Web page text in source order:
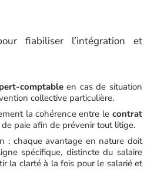
fiabiliser l’intégration et
comptableen cas de situation
collective particulière.
la cohérence entre le contrat
paie afin de prévenir tout litige.
: chaque avantage en nature doit
spécifique, distincte du salaire
la clarté à la fois pour le salarié et